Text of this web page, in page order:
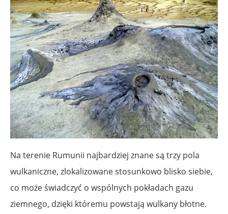
Na terenie Rumunii najbardziej znane są trzy pola
wulkaniczne, zlokalizowane stosunkowo blisko siebie,
co może świadczyć o wspólnych pokładach gazu
ziemnego, dzięki któremu powstają wulkany błotne.